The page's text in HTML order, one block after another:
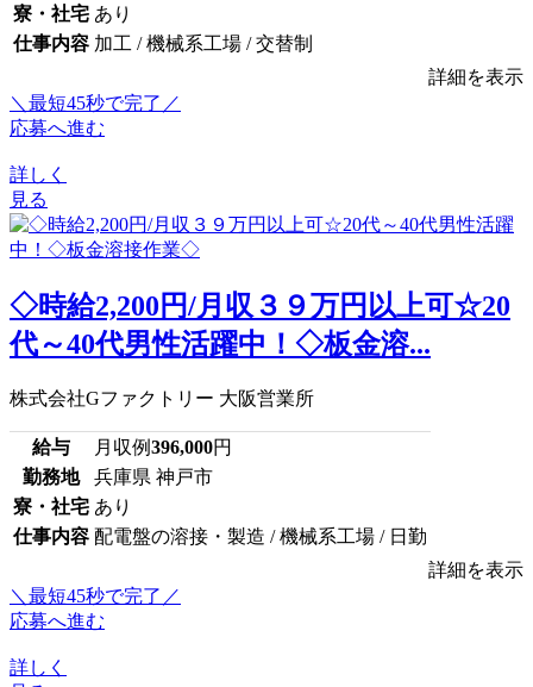
寮・社宅 あり
仕事内容 加工 / 機械系工場 / 交替制
詳細を表示
＼最短45秒で完了／
応募へ進む
詳しく
見る
◇時給2,200円/月収３９万円以上可☆20
代～40代男性活躍中！◇板金溶...
株式会社Gファクトリー 大阪営業所
給与 月収例396,000円
勤務地
兵庫県 神戸市
寮・社宅 あり
仕事内容 配電盤の溶接・製造 / 機械系工場 / 日勤
詳細を表示
＼最短45秒で完了／
応募へ進む
詳しく